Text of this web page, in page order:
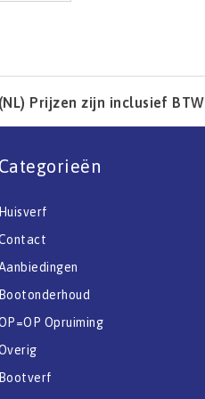
Prijzen zijn inclusief BTW
Categorieën
Huisverf
Bootonderhoud
Opruiming
Bootverf